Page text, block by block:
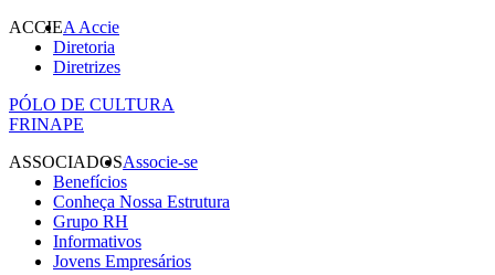
ACCIEA Accie
Diretoria
Diretrizes
PÓLO DE CULTURA
FRINAPE
ASSOCIADOSAssocie-se
Benefícios
Conheça Nossa Estrutura
Grupo RH
Informativos
Jovens Empresários